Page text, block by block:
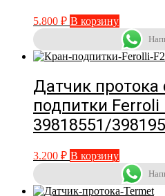
5.800 ₽ В корзину
Датчик протока
подпитки
39818551/
3.200 ₽ В корзину